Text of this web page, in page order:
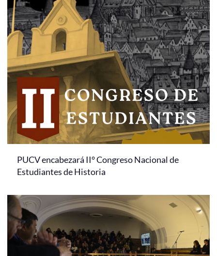
PUCV encabezará II° Congreso Nacional de
Estudiantes de Historia